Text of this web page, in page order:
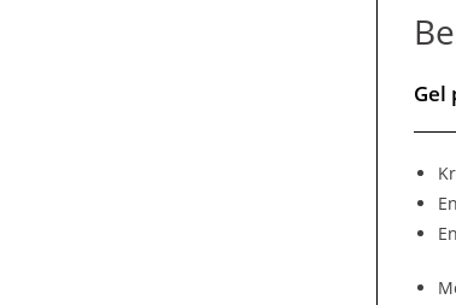
Gel